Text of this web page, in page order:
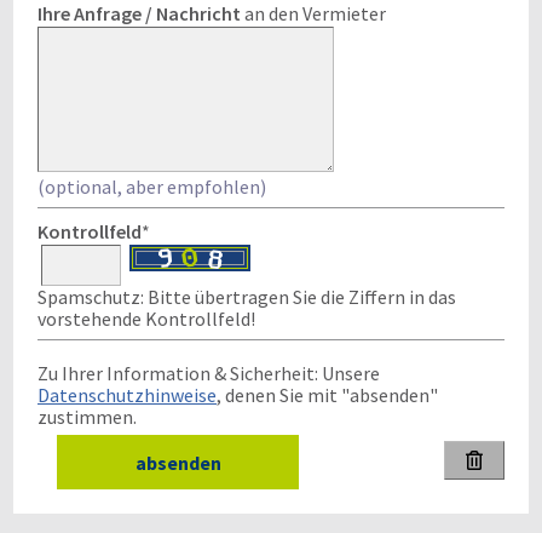
Ihre Anfrage / Nachricht an den Vermieter
(optional, aber empfohlen)
Kontrollfeld*
Spamschutz: Bitte übertragen Sie die Ziffern in das
vorstehende Kontrollfeld!
Zu Ihrer Information & Sicherheit: Unsere
Datenschutzhinweise, denen Sie mit "absenden"
zustimmen.
